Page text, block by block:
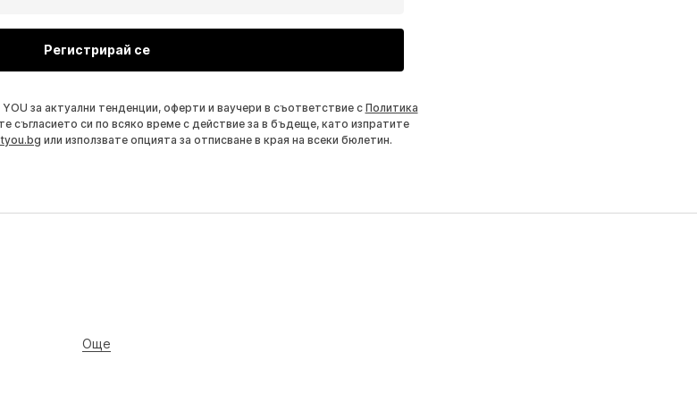
Регистрирай се
за актуални тенденции, оферти и ваучери в съответствие сПолитика
съгласието си по всяко време с действие за в бъдеще, като изпратите
или използвате опцията за отписване в края на всеки бюлетин.
Още